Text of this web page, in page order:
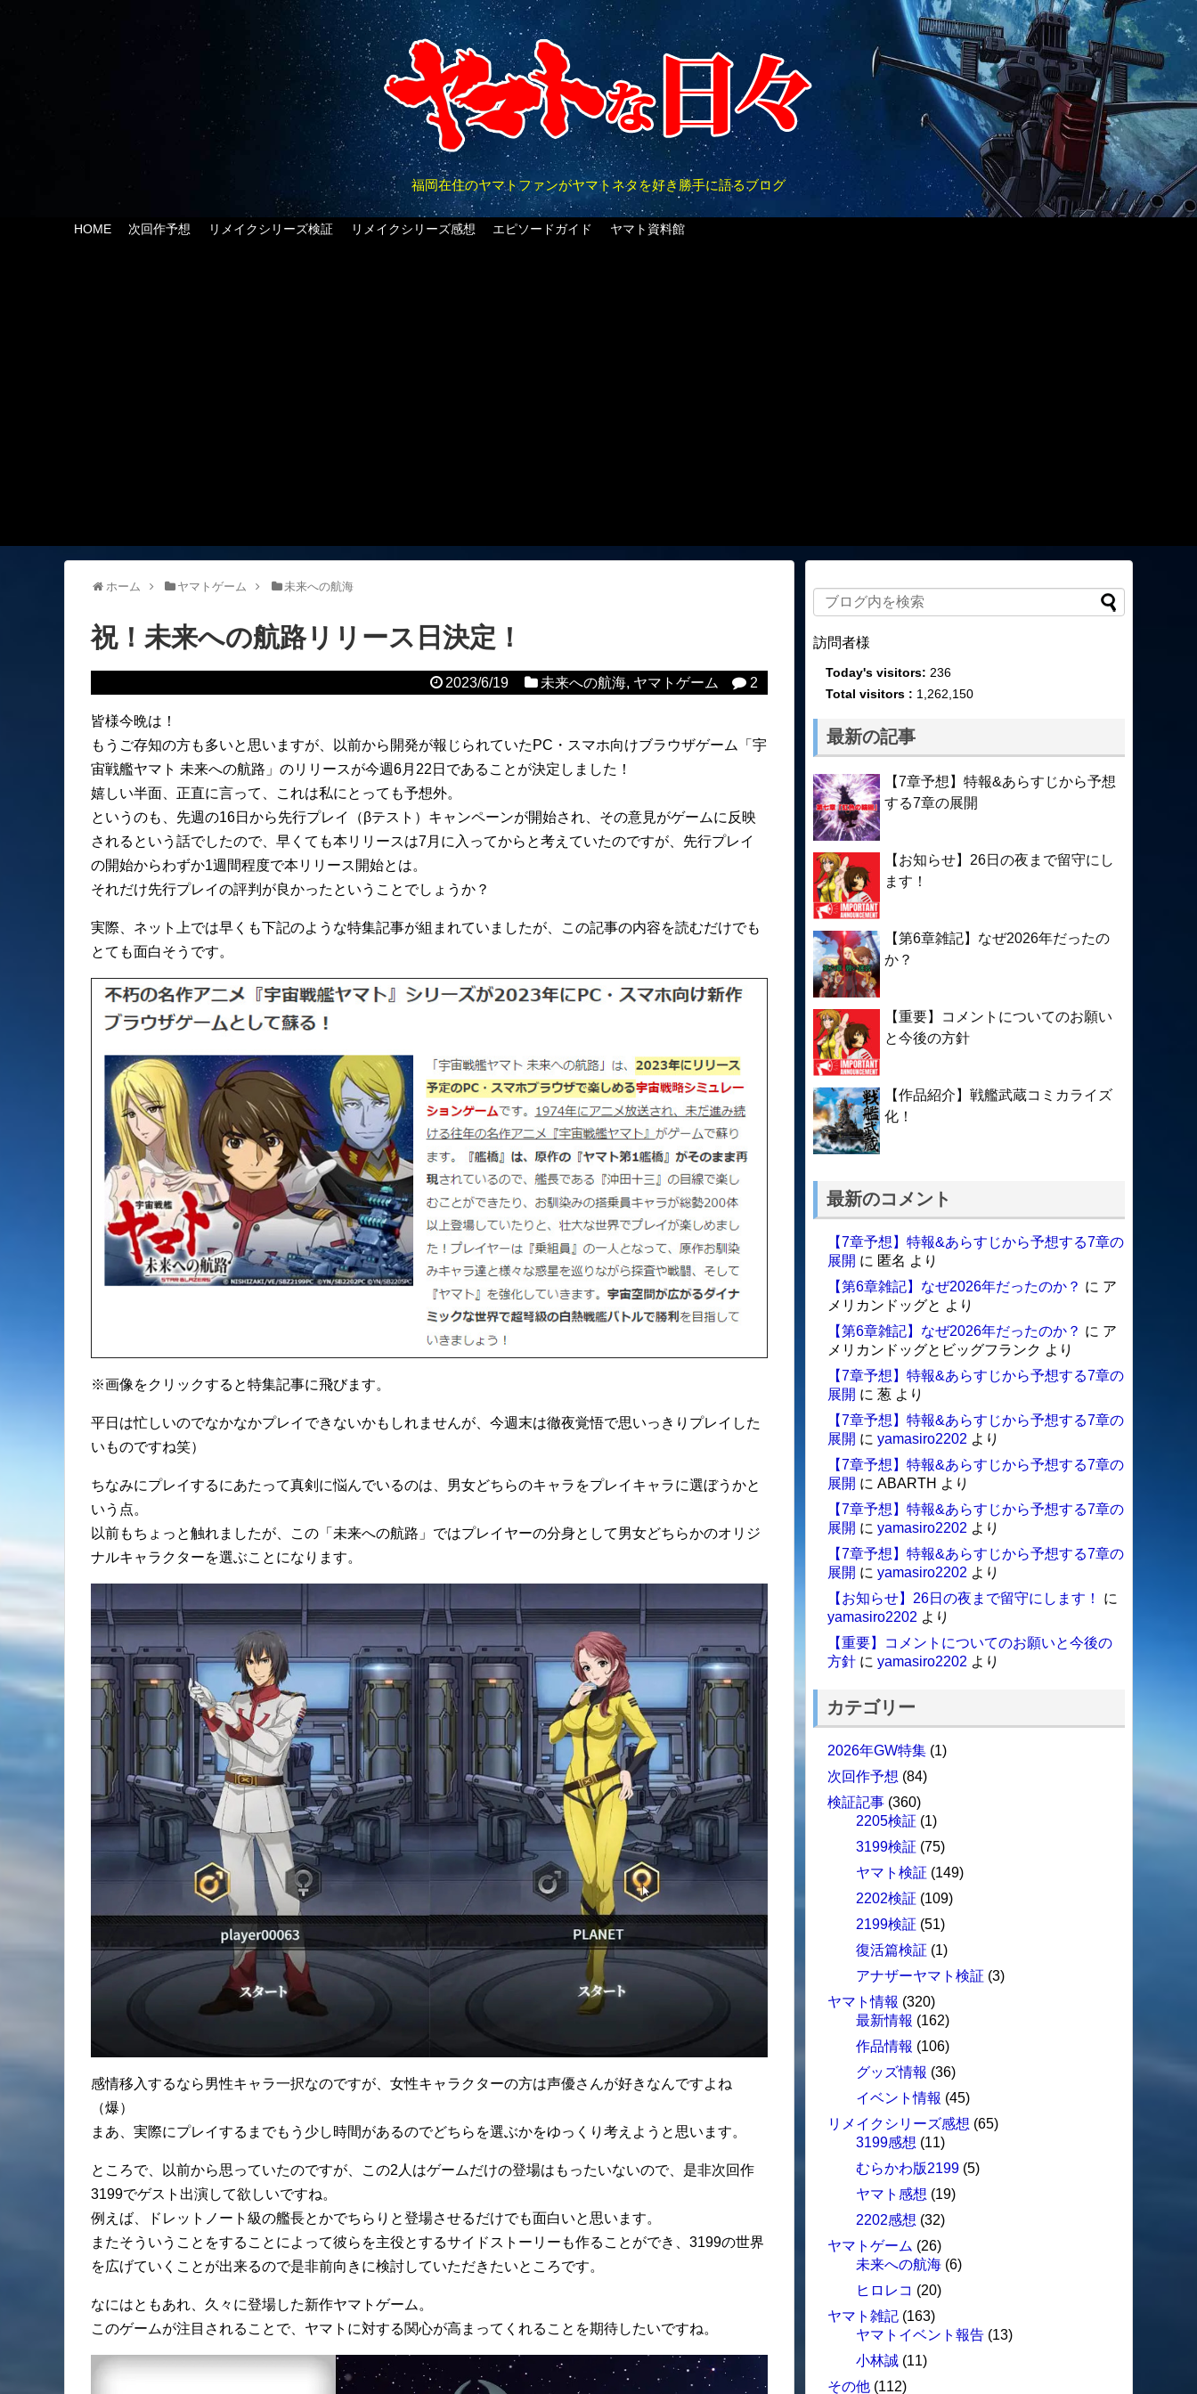
福岡在住のヤマトファンがヤマトネタを好き勝手に語るブログ
HOME 次回作予想 リメイクシリーズ検証 リメイクシリーズ感想 エピソードガイド ヤマト資料館
ホーム ヤマトゲーム 未来への航海
祝！未来への航路リリース日決定！
2023/6/19 未来への航海, ヤマトゲーム 2
皆様今晩は！
もうご存知の方も多いと思いますが、以前から開発が報じられていたPC・スマホ向けブラウザゲーム「宇
宙戦艦ヤマト 未来への航路」のリリースが今週6月22日であることが決定しました！
嬉しい半面、正直に言って、これは私にとっても予想外。
というのも、先週の16日から先行プレイ（βテスト）キャンペーンが開始され、その意見がゲームに反映
されるという話でしたので、早くても本リリースは7月に入ってからと考えていたのですが、先行プレイ
の開始からわずか1週間程度で本リリース開始とは。
それだけ先行プレイの評判が良かったということでしょうか？
実際、ネット上では早くも下記のような特集記事が組まれていましたが、この記事の内容を読むだけでも
とても面白そうです。
※画像をクリックすると特集記事に飛びます。
平日は忙しいのでなかなかプレイできないかもしれませんが、今週末は徹夜覚悟で思いっきりプレイした
いものですね笑）
ちなみにプレイするにあたって真剣に悩んでいるのは、男女どちらのキャラをプレイキャラに選ぼうかと
いう点。
以前もちょっと触れましたが、この「未来への航路」ではプレイヤーの分身として男女どちらかのオリジ
ナルキャラクターを選ぶことになります。
感情移入するなら男性キャラ一択なのですが、女性キャラクターの方は声優さんが好きなんですよね
（爆）
まあ、実際にプレイするまでもう少し時間があるのでどちらを選ぶかをゆっくり考えようと思います。
ところで、以前から思っていたのですが、この2人はゲームだけの登場はもったいないので、是非次回作
3199でゲスト出演して欲しいですね。
例えば、ドレットノート級の艦長とかでちらりと登場させるだけでも面白いと思います。
またそういうことをすることによって彼らを主役とするサイドストーリーも作ることができ、3199の世界
を広げていくことが出来るので是非前向きに検討していただきたいところです。
なにはともあれ、久々に登場した新作ヤマトゲーム。
このゲームが注目されることで、ヤマトに対する関心が高まってくれることを期待したいですね。
訪問者様
Today's visitors: 236
Total visitors : 1,262,150
最新の記事
【7章予想】特報&あらすじから予想
する7章の展開
【お知らせ】26日の夜まで留守にし
ます！
【第6章雑記】なぜ2026年だったの
か？
【重要】コメントについてのお願い
と今後の方針
【作品紹介】戦艦武蔵コミカライズ
化！
最新のコメント
【7章予想】特報&あらすじから予想する7章の
展開 に 匿名 より
【第6章雑記】なぜ2026年だったのか？ に ア
メリカンドッグと より
【第6章雑記】なぜ2026年だったのか？ に ア
メリカンドッグとビッグフランク より
【7章予想】特報&あらすじから予想する7章の
展開 に 葱 より
【7章予想】特報&あらすじから予想する7章の
展開 に yamasiro2202 より
【7章予想】特報&あらすじから予想する7章の
展開 に ABARTH より
【7章予想】特報&あらすじから予想する7章の
展開 に yamasiro2202 より
【7章予想】特報&あらすじから予想する7章の
展開 に yamasiro2202 より
【お知らせ】26日の夜まで留守にします！
に
yamasiro2202 より
【重要】コメントについてのお願いと今後の
方針 に yamasiro2202 より
カテゴリー
2026年GW特集 (1)
次回作予想 (84)
検証記事 (360)
2205検証 (1)
3199検証 (75)
ヤマト検証 (149)
2202検証 (109)
2199検証 (51)
復活篇検証 (1)
アナザーヤマト検証 (3)
ヤマト情報 (320)
最新情報 (162)
作品情報 (106)
グッズ情報 (36)
イベント情報 (45)
リメイクシリーズ感想 (65)
3199感想 (11)
むらかわ版2199 (5)
ヤマト感想 (19)
2202感想 (32)
ヤマトゲーム (26)
未来への航海 (6)
ヒロレコ (20)
ヤマト雑記 (163)
ヤマトイベント報告 (13)
小林誠 (11)
その他 (112)